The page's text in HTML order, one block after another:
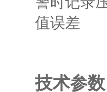
值误差
技术参数